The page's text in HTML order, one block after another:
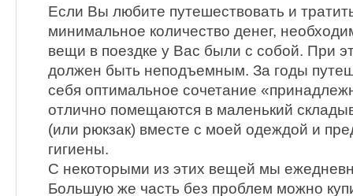
Если Вы любите путешествовать и
минимальное количество денег,
вещи в поездке у Вас были с собой. При
должен быть неподъемным. За годы
себя оптимальное сочетание
отлично помещаются в маленький
(или рюкзак) вместе с моей одеждой и
гигиены.
С некоторыми из этих вещей мы
Большую же часть без проблем можно